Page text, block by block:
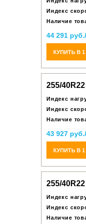
Индекс
Наличие
44 291
КУПИТЬ В
255/40R22
Индекс
Индекс
Наличие
43 927
КУПИТЬ В
255/40R22
Индекс
Индекс
Наличие